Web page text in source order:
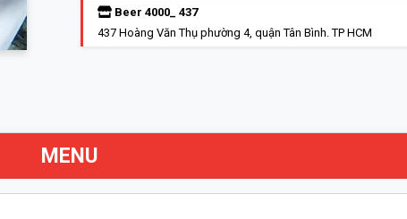
Beer 4000_ 437
437 Hoàng Văn Thụ phường 4, quận Tân Bình. TP HCM
MENU